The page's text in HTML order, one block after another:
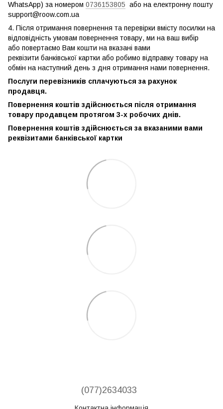
WhatsApp) за номером 0736153805 або на електронну пошту
support@roow.com.ua
4. Після отримання повернення та перевірки вмісту посилки на
відповідність умовам повернення товару, ми на ваш вибір
або повертаємо Вам кошти на вказані вами
реквізити банківської картки або робимо відправку товару на
обмін на наступний день з дня отримання нами повернення.
Послуги перевізників сплачуються за рахунок
продавця.
Повернення коштів здійснюється після отримання
товару продавцем протягом 3-х робочих днів.
Повернення коштів здійснюється за вказаними вами
реквізитами банківської картки
(077)2634033